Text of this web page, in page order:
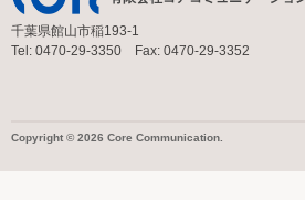
千葉県館山市稲193-1
Tel: 0470-29-3350 Fax: 0470-29-3352
Copyright © 2026 Core Communication.